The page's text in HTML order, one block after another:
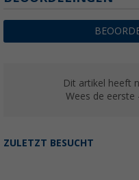
Dit artikel heeft
Wees de eerste
ZULETZT BESUCHT